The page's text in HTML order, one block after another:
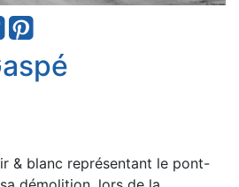
& blanc représentant le pont-